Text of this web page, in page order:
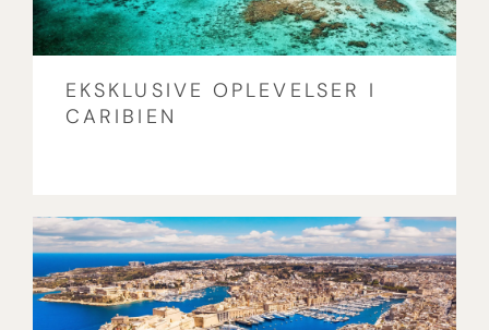
EKSKLUSIVE OPLEVELSER I
CARIBIEN